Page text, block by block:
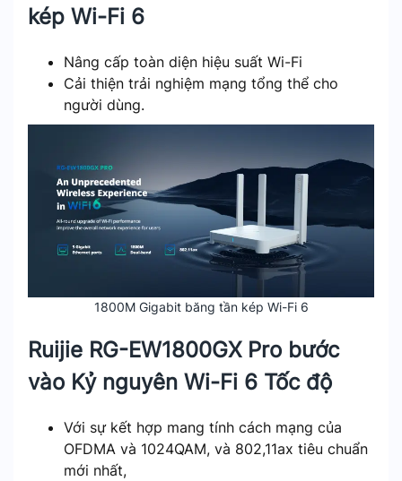
kép Wi-Fi 6
Nâng cấp toàn diện hiệu suất Wi-Fi
Cải thiện trải nghiệm mạng tổng thể cho
người dùng.
1800M Gigabit băng tần kép Wi-Fi 6
Ruijie RG-EW1800GX Pro bước
vào Kỷ nguyên Wi-Fi 6 Tốc độ
Với sự kết hợp mang tính cách mạng của
OFDMA và 1024QAM, và 802,11ax tiêu chuẩn
mới nhất,